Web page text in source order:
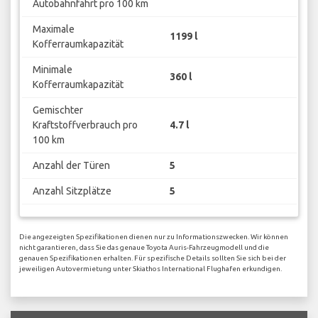
Autobahnfahrt pro 100 km
Maximale
Kofferraumkapazität
1199 l
Minimale
Kofferraumkapazität
360 l
Gemischter
Kraftstoffverbrauch pro
100 km
4.7 l
Anzahl der Türen 5
Anzahl Sitzplätze 5
Die angezeigten Spezifikationen dienen nur zu Informationszwecken. Wir können
nicht garantieren, dass Sie das genaue Toyota Auris-Fahrzeugmodell und die
genauen Spezifikationen erhalten. Für spezifische Details sollten Sie sich bei der
jeweiligen Autovermietung unter Skiathos International Flughafen erkundigen.